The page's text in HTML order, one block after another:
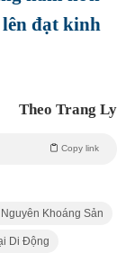
đạt kinh
Theo Trang Ly
Copy link
Khoáng Sản
Di Động